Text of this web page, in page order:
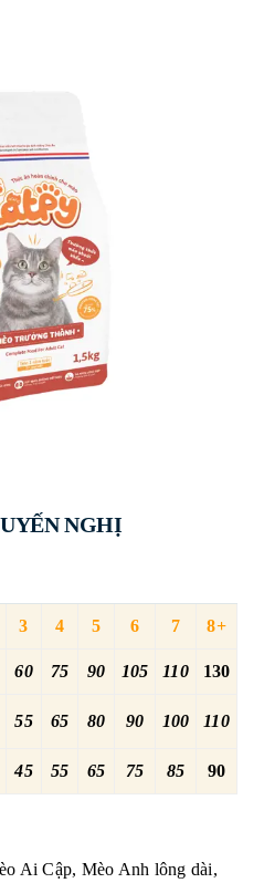
NGHỊ
3 4 5 6 7 8+
60 75 90 105 110
130
55 65 80 90 100 110
45 55 65 75 85 90
Ai Cập, Mèo Anh lông dài,